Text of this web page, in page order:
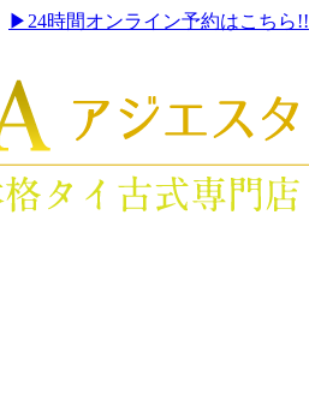
▶24時間オンライン予約はこちら!!